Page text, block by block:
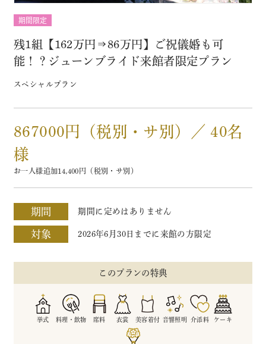
期間限定
残1組【162万円⇒86万円】ご祝儀婚も可
能！？ジューンブライド来館者限定プラン
スペシャルプラン
867000円（税別・サ別）／ 40名
様
お一人様追加14,400円（税別・サ別）
期間 期間に定めはありません
対象 2026年6月30日までに来館の方限定
このプランの特典
挙式 料理・飲物 席料 衣裳 美容着付 音響照明 介添料 ケーキ